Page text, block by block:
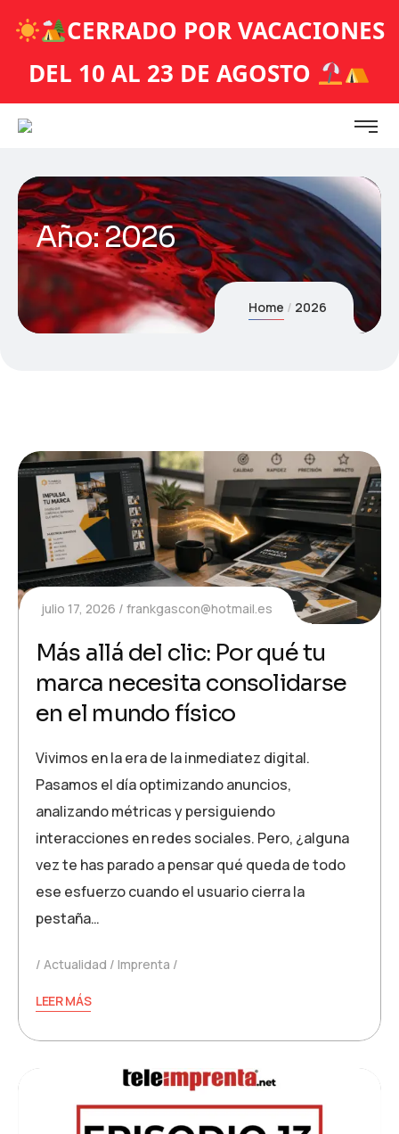
CERRADO POR VACACIONES
DEL 10 AL 23 DE AGOSTO
Año:2026
Home 2026
julio 17, 2026 frankgascon@hotmail.es
Más allá del clic: Por qué tu
marca necesita consolidarse
en el mundo físico
Vivimos en la era de la inmediatez digital.
Pasamos el día optimizando anuncios,
analizando métricas y persiguiendo
interacciones en redes sociales. Pero, ¿alguna
vez te has parado a pensar qué queda de todo
ese esfuerzo cuando el usuario cierra la
pestaña…
Actualidad Imprenta
LEER MÁS